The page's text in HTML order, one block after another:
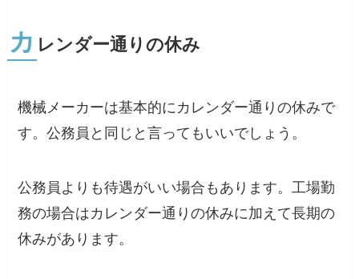
カ レンダー通りの休み
機械メーカーは基本的にカレンダー通りの休みで
す。公務員と同じと言ってもいいでしょう。
公務員よりも待遇がいい場合もあります。工場勤
務の場合はカレンダー通りの休みに加えて長期の
休みがあります。